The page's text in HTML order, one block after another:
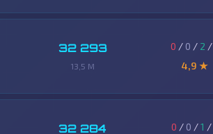
32 293
13,5 M
0 / 0 / 2 /
4,9 ★
32 284 0 / 0 /1 /